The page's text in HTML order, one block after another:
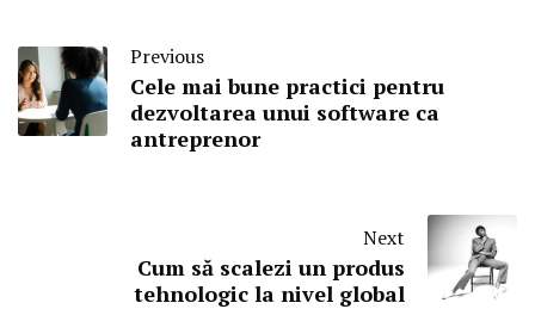
Previous
Cele mai bune practici pentru
dezvoltarea unui software ca
antreprenor
Next
Cum să scalezi un produs
tehnologic la nivel global